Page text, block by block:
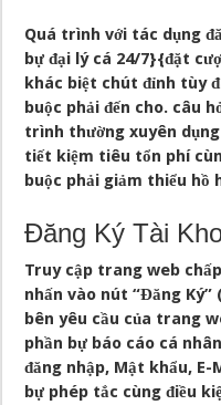
Quá trình với tác dụng
bự đại lý cá 24/7}{đặt
khác biệt chút đỉnh tùy
buộc phải đến cho. câu
trình thường xuyên
tiết kiệm tiêu tổn phí
buộc phải giảm thiểu hồ
Đăng Ký Tài
Truy cập trang web
nhấn vào nút “Đăng
bên yêu cầu của trang
phần bự báo cáo cá
đăng nhập, Mật khẩu, E-
bự phép tắc cùng điều